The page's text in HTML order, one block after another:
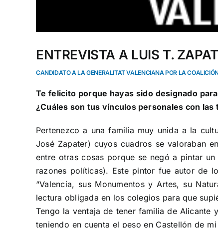
ENTREVISTA A LUIS T.
CANDIDATO A LA GENERALITAT VALENCIANA POR LA
Te felicito porque hayas sido designado
¿Cuáles son tus vínculos personales con
Pertenezco a una familia muy unida a la
José Zapater) cuyos cuadros se valoraban
entre otras cosas porque se negó a pintar
razones políticas). Este pintor fue autor de
“Valencia, sus Monumentos y Artes, su
lectura obligada en los colegios para que
Tengo la ventaja de tener familia de Alicante
teniendo en cuenta el peso en Castellón de